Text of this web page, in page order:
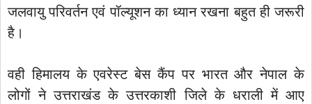
जलवायु परिवर्तन एवं पॉल्यूशन का ध्यान रखना बहुत ही जरूरी
है।
वही हिमालय के एवरेस्ट बेस कैंप पर भारत और नेपाल के
लोगों ने उत्तराखंड के उत्तरकाशी जिले के धराली में आए